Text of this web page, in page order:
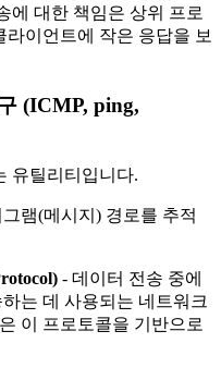
에 대한 책임은 상위 프로
이언트에 작은 응답을 보
(ICMP, ping,
유틸리티입니다.
램(메시지) 경로를 추적
- 데이터 전송 중에
는 데 사용되는 네트워크
이 프로토콜을 기반으로